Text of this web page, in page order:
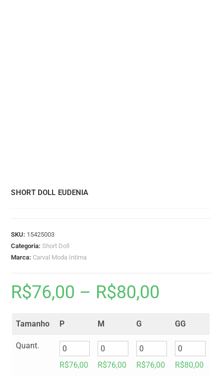
SHORT DOLL EUDENIA
SKU: 15425003
Categoria:Short Doll
Marca: Carval Moda Intima
R$76,00 – R$80,00
Tamanho P M G GG
Quant.
R$76,00 R$76,00 R$76,00 R$80,00